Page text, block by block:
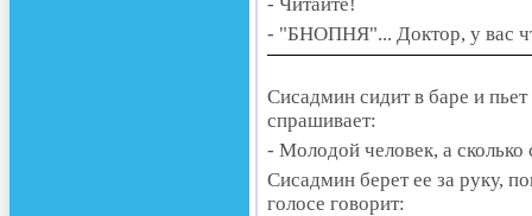
- "БНОПНЯ"... Доктор, у вас
Сисадмин сидит в баре и
спрашивает:
- Молодой человек, а
Сисадмин берет ее за руку,
голосе говорит: